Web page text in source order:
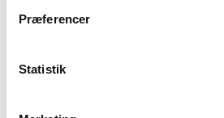
Præferencer
Statistik
FØLG OS